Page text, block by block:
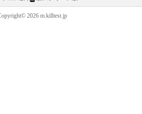
2026 m.killtest.jp